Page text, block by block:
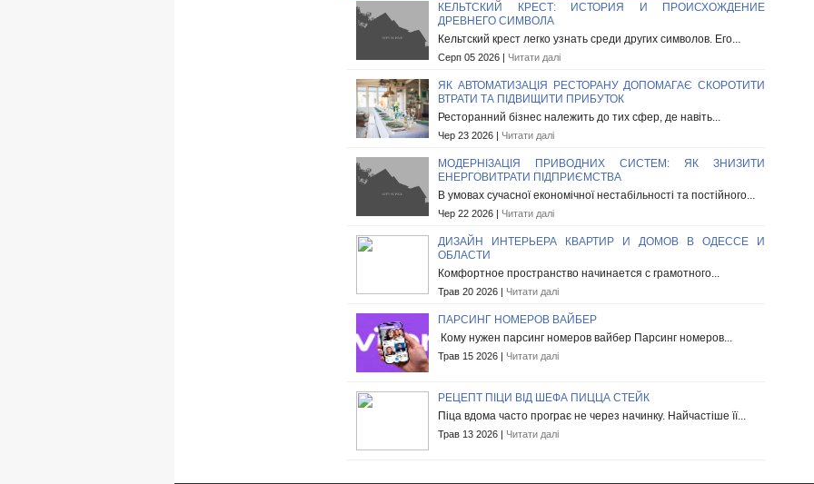
КЕЛЬТСКИЙ КРЕСТ: ИСТОРИЯ И ПРОИСХОЖДЕНИЕ
ДРЕВНЕГО СИМВОЛА
Кельтский крест легко узнать среди других символов. Его...
Серп 05 2026 | Читати далі
ЯК АВТОМАТИЗАЦІЯ РЕСТОРАНУ ДОПОМАГАЄ СКОРОТИТИ
ВТРАТИ ТА ПІДВИЩИТИ ПРИБУТОК
Ресторанний бізнес належить до тих сфер, де навіть...
Чер 23 2026 | Читати далі
МОДЕРНІЗАЦІЯ ПРИВОДНИХ СИСТЕМ: ЯК ЗНИЗИТИ
ЕНЕРГОВИТРАТИ ПІДПРИЄМСТВА
В умовах сучасної економічної нестабільності та постійного...
Чер 22 2026 | Читати далі
ДИЗАЙН ИНТЕРЬЕРА КВАРТИР И ДОМОВ В ОДЕССЕ И
ОБЛАСТИ
Комфортное пространство начинается с грамотного...
Трав 20 2026 | Читати далі
ПАРСИНГ НОМЕРОВ ВАЙБЕР
Кому нужен парсинг номеров вайбер Парсинг номеров...
Трав 15 2026 | Читати далі
РЕЦЕПТ ПІЦИ ВІД ШЕФА ПИЦЦА СТЕЙК
Піца вдома часто програє не через начинку. Найчастіше її...
Трав 13 2026 | Читати далі